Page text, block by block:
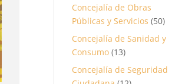
Concejalía de Obras
Públicas y Servicios (50)
Concejalía de Sanidad y
Consumo (13)
Concejalía de Seguridad